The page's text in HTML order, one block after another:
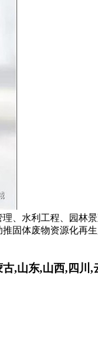
、水利工程、园林
固体废物资源化再
,山东,山西,四川